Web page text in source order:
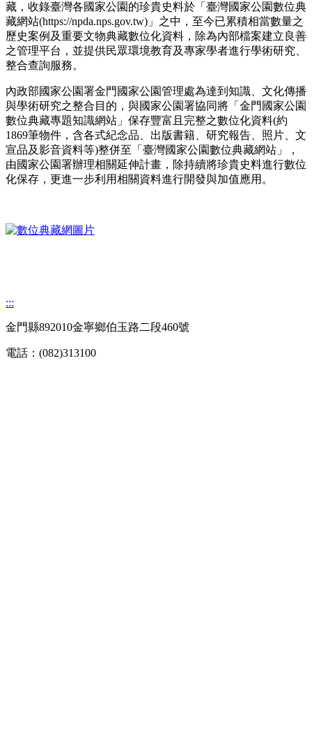
藏，收錄臺灣各國家公園的珍貴史料於「臺灣國家公園數位典
藏網站(https://npda.nps.gov.tw)」之中，至今已累積相當數量之
歷史案例及重要文物典藏數位化資料，除為內部檔案建立良善
之管理平台，並提供民眾環境教育及專家學者進行學術研究、
整合查詢服務。
內政部國家公園署金門國家公園管理處為達到知識、文化傳播
與學術研究之整合目的，與國家公園署協同將「金門國家公園
數位典藏專題知識網站」保存豐富且完整之數位化資料(約
1869筆物件，含各式紀念品、出版書籍、研究報告、照片、文
宣品及影音資料等)整併至「臺灣國家公園數位典藏網站」，
由國家公園署辦理相關延伸計畫，除持續將珍貴史料進行數位
化保存，更進一步利用相關資料進行開發與加值應用。
:::
金門縣892010金寧鄉伯玉路二段460號
電話：(082)313100